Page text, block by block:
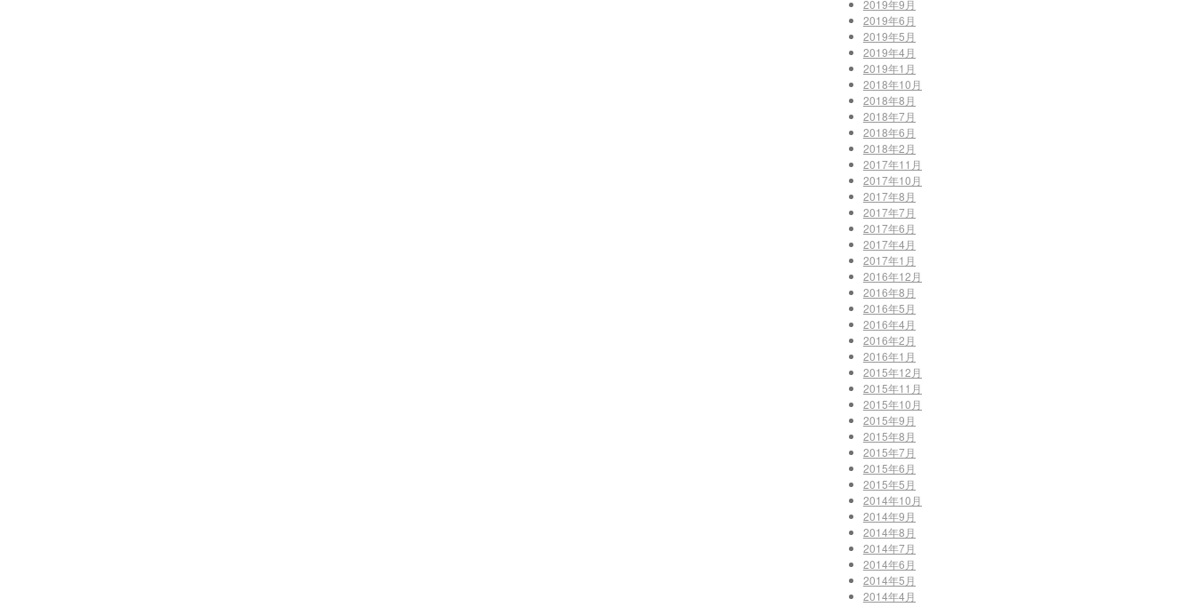
2019年9月
2019年6月
2019年5月
2019年4月
2019年1月
2018年10月
2018年8月
2018年7月
2018年6月
2018年2月
2017年11月
2017年10月
2017年8月
2017年7月
2017年6月
2017年4月
2017年1月
2016年12月
2016年8月
2016年5月
2016年4月
2016年2月
2016年1月
2015年12月
2015年11月
2015年10月
2015年9月
2015年8月
2015年7月
2015年6月
2015年5月
2014年10月
2014年9月
2014年8月
2014年7月
2014年6月
2014年5月
2014年4月